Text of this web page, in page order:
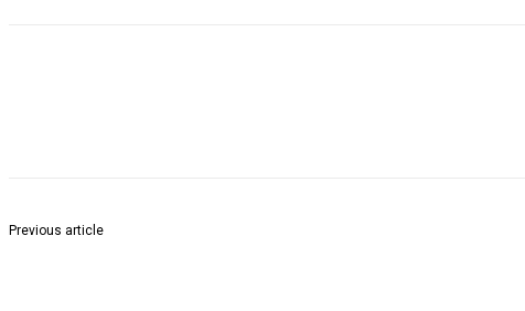
Previous article